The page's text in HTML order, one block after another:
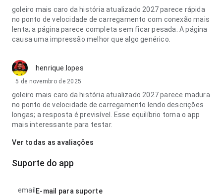
goleiro mais caro da história atualizado 2027 parece rápida
no ponto de velocidade de carregamento com conexão mais
lenta; a página parece completa sem ficar pesada. A página
causa uma impressão melhor que algo genérico.
henrique.lopes
5 de novembro de 2025
goleiro mais caro da história atualizado 2027 parece madura
no ponto de velocidade de carregamento lendo descrições
longas; a resposta é previsível. Esse equilíbrio torna o app
mais interessante para testar.
Ver todas as avaliações
Suporte do app
email E-mail para suporte